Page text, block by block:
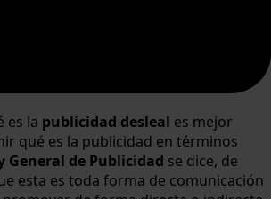
es la publicidad desleal es mejor
qué es la publicidad en términos
General de Publicidad se dice, de
esta es toda forma de comunicación